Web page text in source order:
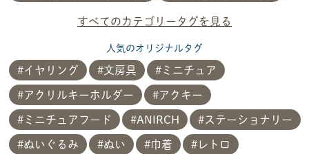
すべてのカテゴリータグを見る
人気のオリジナルタグ
イヤリング 文房具 ミニチュア
アクリルキーホルダー アクキー
ミニチュアフード ANIRCH ステーショナリー
ぬいぐるみ ぬい 巾着 レトロ